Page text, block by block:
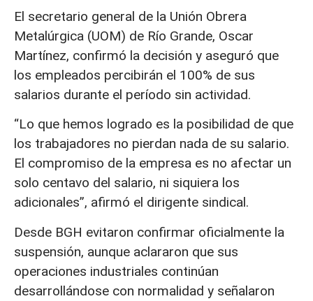
El secretario general de la Unión Obrera
Metalúrgica (UOM) de Río Grande, Oscar
Martínez, confirmó la decisión y aseguró que
los empleados percibirán el 100% de sus
salarios durante el período sin actividad.
“Lo que hemos logrado es la posibilidad de que
los trabajadores no pierdan nada de su salario.
El compromiso de la empresa es no afectar un
solo centavo del salario, ni siquiera los
adicionales”, afirmó el dirigente sindical.
Desde BGH evitaron confirmar oficialmente la
suspensión, aunque aclararon que sus
operaciones industriales continúan
desarrollándose con normalidad y señalaron